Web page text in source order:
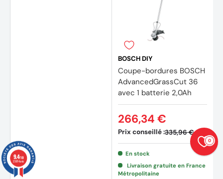
BOSCH DIY
Coupe-bordures BOSCH
AdvancedGrassCut 36
avec 1 batterie 2,0Ah
Prix conseillé :335,96 €
266,34 €
En stock
Livraison gratuite en France
Métropolitaine
0
9.4/10
23874 avis